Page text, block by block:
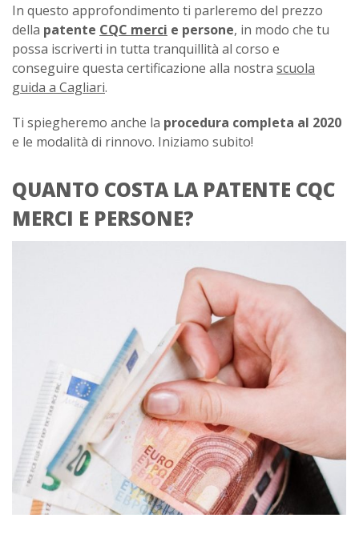
In questo approfondimento ti parleremo del prezzo
della patente CQC merci e persone, in modo che tu
possa iscriverti in tutta tranquillità al corso e
conseguire questa certificazione alla nostra scuola
guida a Cagliari.
Ti spiegheremo anche la procedura completa al 2020
e le modalità di rinnovo. Iniziamo subito!
QUANTO COSTA LA PATENTE CQC
MERCI E PERSONE?